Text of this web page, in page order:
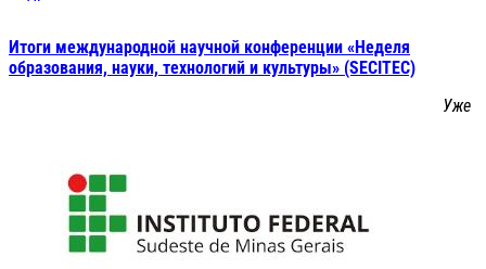
Итоги международной научной конференции «Неделя
образования, науки, технологий и культуры» (SECITEC)
Уже